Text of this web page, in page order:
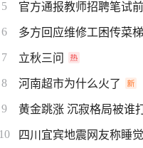
5 官方通报教师招聘笔试
6 多方回应维修工困传菜
7 立秋三问
8 河南超市为什么火了
9 黄金跳涨 沉寂格局被谁
10 四川宜宾地震网友称睡